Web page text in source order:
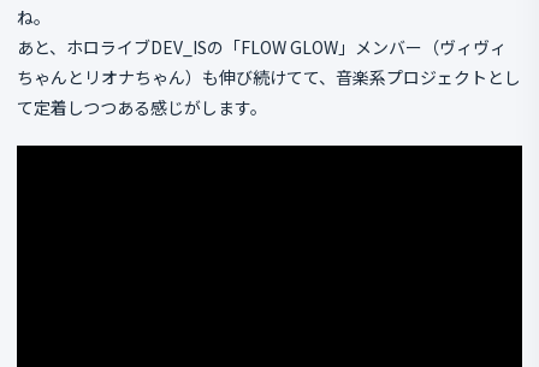
ね。
あと、ホロライブDEV_ISの「FLOW GLOW」メンバー（ヴィヴィ
ちゃんとリオナちゃん）も伸び続けてて、音楽系プロジェクトとし
て定着しつつある感じがします。